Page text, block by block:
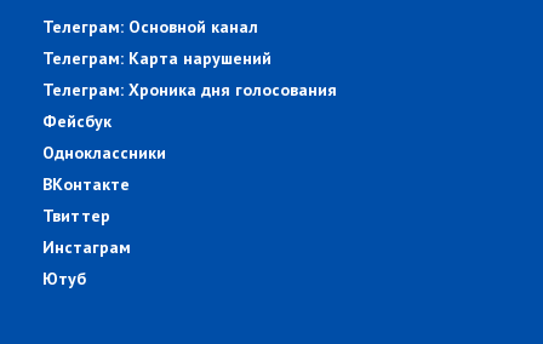
Телеграм: Основной канал
Телеграм: Карта нарушений
Телеграм: Хроника дня голосования
Фейсбук
Одноклассники
ВКонтакте
Твиттер
Инстаграм
Ютуб